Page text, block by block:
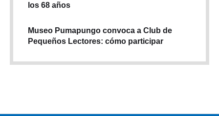
los 68 años
Museo Pumapungo convoca a Club de
Pequeños Lectores: cómo participar